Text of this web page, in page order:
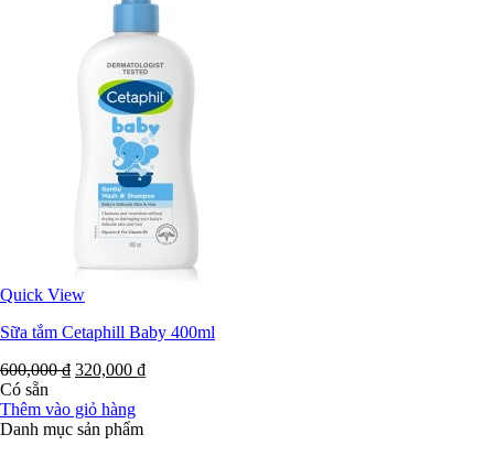
Quick View
Sữa tắm Cetaphill Baby 400ml
600,000₫ 320,000 ₫
Có sẵn
Thêm vào giỏ hàng
Danh mục sản phẩm